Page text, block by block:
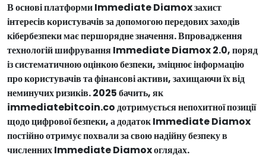
В основі платформи Immediate Diamox захист
інтересів користувачів за допомогою передових заходів
кібербезпеки має першорядне значення. Впровадження
технологій шифрування Immediate Diamox 2.0, поряд
із систематичною оцінкою безпеки, зміцнює інформацію
про користувачів та фінансові активи, захищаючи їх від
неминучих ризиків. 2025 бачить, як
immediatebitcoin.co дотримується непохитної позиції
щодо цифрової безпеки, а додаток Immediate Diamox
постійно отримує похвали за свою надійну безпеку в
численних Immediate Diamox оглядах.